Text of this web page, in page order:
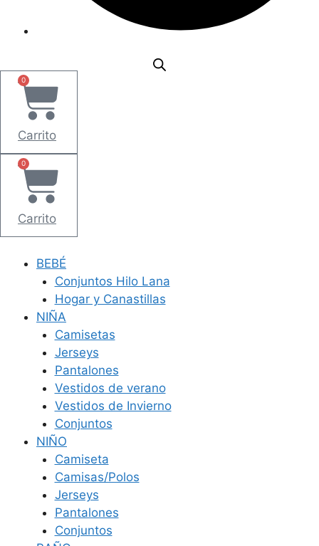
0
Carrito
0
Carrito
BEBÉ
Conjuntos Hilo Lana
Hogar y Canastillas
NIÑA
Camisetas
Jerseys
Pantalones
Vestidos de verano
Vestidos de Invierno
Conjuntos
NIÑO
Camiseta
Camisas/Polos
Jerseys
Pantalones
Conjuntos